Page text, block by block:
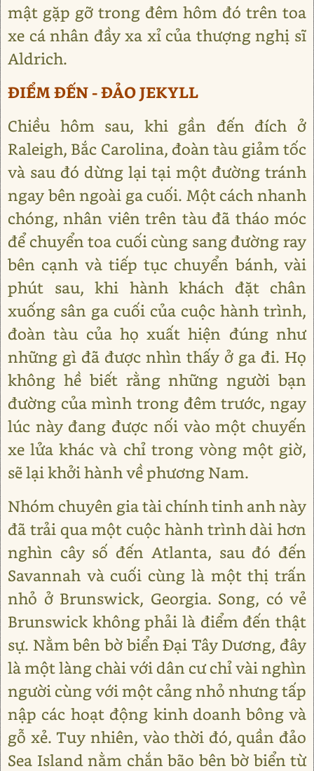
mật gặp gỡ trong đêm hôm đó trên toa
xe cá nhân đầy xa xỉ của thượng nghị sĩ
Aldrich.
ĐIỂM ĐẾN - ĐẢO JEKYLL
Chiều hôm sau, khi gần đến đích ở
Raleigh, Bắc Carolina, đoàn tàu giảm tốc
và sau đó dừng lại tại một đường tránh
ngay bên ngoài ga cuối. Một cách nhanh
chóng, nhân viên trên tàu đã tháo móc
để chuyển toa cuối cùng sang đường ray
bên cạnh và tiếp tục chuyển bánh, vài
phút sau, khi hành khách đặt chân
xuống sân ga cuối của cuộc hành trình,
đoàn tàu của họ xuất hiện đúng như
những gì đã được nhìn thấy ở ga đi. Họ
không hề biết rằng những người bạn
đường của mình trong đêm trước, ngay
lúc này đang được nối vào một chuyến
xe lửa khác và chỉ trong vòng một giờ,
sẽ lại khởi hành về phương Nam.
Nhóm chuyên gia tài chính tinh anh này
đã trải qua một cuộc hành trình dài hơn
nghìn cây số đến Atlanta, sau đó đến
Savannah và cuối cùng là một thị trấn
nhỏ ở Brunswick, Georgia. Song, có vẻ
Brunswick không phải là điểm đến thật
sự. Nằm bên bờ biển Đại Tây Dương, đây
là một làng chài với dân cư chỉ vài nghìn
người cùng với một cảng nhỏ nhưng tấp
nập các hoạt động kinh doanh bông và
gỗ xẻ. Tuy nhiên, vào thời đó, quần đảo
Sea Island nằm chắn bão bên bờ biển từ